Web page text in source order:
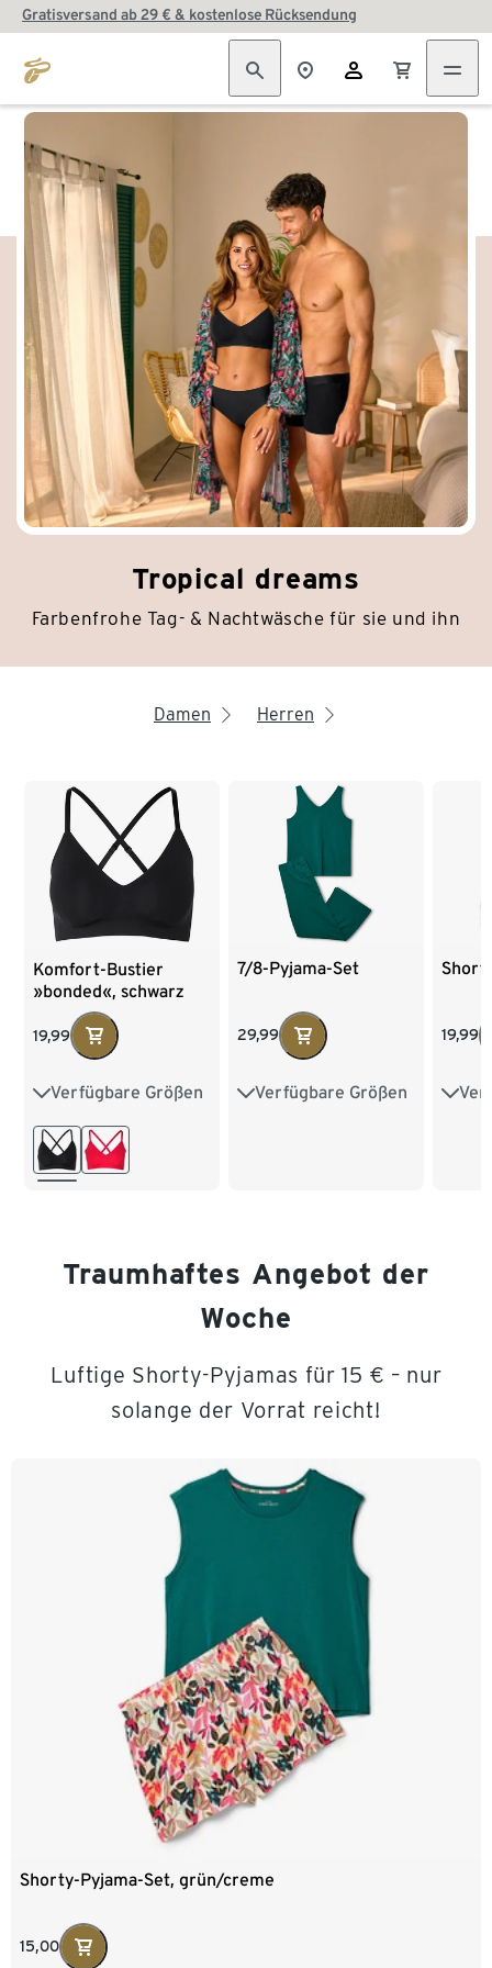
Gratisversand ab 29 € & kostenlose Rücksendung
Tropical dreams
Farbenfrohe Tag- & Nachtwäsche für sie und ihn
Damen arrow_right Herren arrow_right
Komfort-Bustier
»bonded«, schwarz
19,99
Verfügbare Größen
XS 32/34 S 36/38
M 40/42
7/8-Pyjama-Set
29,99
Verfügbare Größen
S 36/38 M 40/42
19,99
34
Traumhaftes Angebot der
Woche
Luftige Shorty-Pyjamas für 15 € – nur
solange der Vorrat reicht!
Shorty-Pyjama-Set, grün/creme
15,00